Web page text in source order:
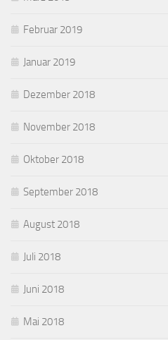
Februar 2019
Januar 2019
Dezember 2018
November 2018
Oktober 2018
September 2018
August 2018
Juli 2018
Juni 2018
Mai 2018